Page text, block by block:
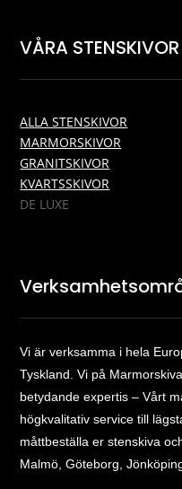
VÅRA STENSKIVOR
ALLA STENSKIVOR
MARMORSKIVOR
GRANITSKIVOR
KVARTSSKIVOR
DE LUXE
Vi är verksamma i hela
Tyskland. Vi på
betydande expertis – Vårt
högkvalitativ service till
måttbeställa er stenskiva
Malmö, Göteborg,